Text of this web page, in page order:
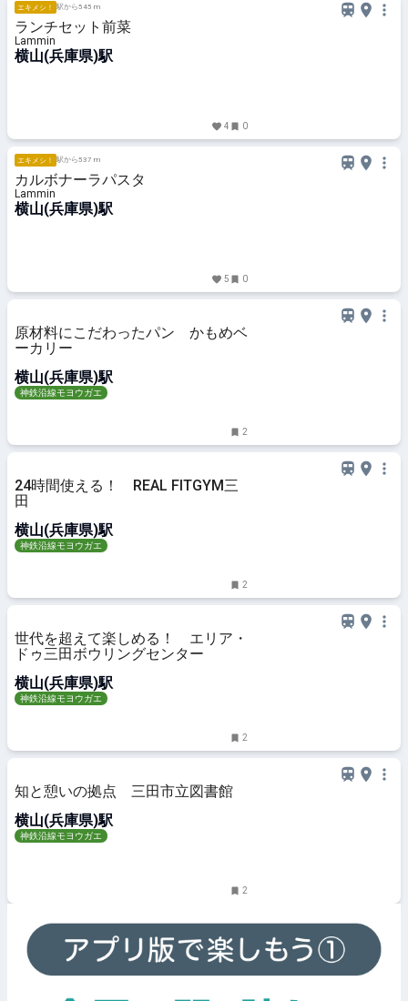
エキメシ！ 駅から545 m
ランチセット前菜
Lammin
横山(兵庫県)駅
4 0
エキメシ！ 駅から537 m
カルボナーラパスタ
Lammin
横山(兵庫県)駅
5 0
原材料にこだわったパン かもめベ
ーカリー
横山(兵庫県)駅
神鉄沿線モヨウガエ
2
24時間使える！ REAL FITGYM三
田
横山(兵庫県)駅
神鉄沿線モヨウガエ
2
世代を超えて楽しめる！ エリア・
ドゥ三田ボウリングセンター
横山(兵庫県)駅
神鉄沿線モヨウガエ
2
知と憩いの拠点 三田市立図書館
横山(兵庫県)駅
神鉄沿線モヨウガエ
2